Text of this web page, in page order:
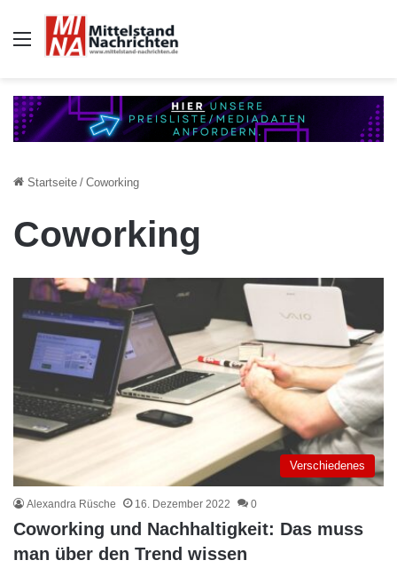
Auswahl
Startseite / Coworking
Coworking
Verschiedenes
Alexandra Rüsche 16. Dezember 2022 0
Coworking und Nachhaltigkeit: Das muss
man über den Trend wissen